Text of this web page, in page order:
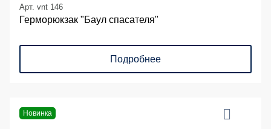
Арт. vnt 146
Герморюкзак "Баул спасателя"
Подробнее
Новинка